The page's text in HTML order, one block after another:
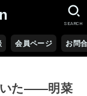
会員ページ お問
SEARCH
いた――明菜